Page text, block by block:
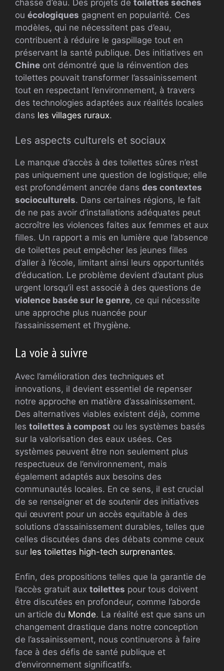
chasse d’eau. Des projets de toilettes sèches
ou écologiques gagnent en popularité. Ces
modèles, qui ne nécessitent pas d’eau,
contribuent à réduire le gaspillage tout en
préservant la santé publique. Des initiatives en
Chine ont démontré que la réinvention des
toilettes pouvait transformer l’assainissement
tout en respectant l’environnement, à travers
des technologies adaptées aux réalités locales
dans les villages ruraux.
Les aspects culturels et sociaux
Le manque d’accès à des toilettes sûres n’est
pas uniquement une question de logistique; elle
est profondément ancrée dans des contextes
socioculturels. Dans certaines régions, le fait
de ne pas avoir d’installations adéquates peut
accroître les violences faites aux femmes et aux
filles. Un rapport a mis en lumière que l’absence
de toilettes peut empêcher les jeunes filles
d’aller à l’école, limitant ainsi leurs opportunités
d’éducation. Le problème devient d’autant plus
urgent lorsqu’il est associé à des questions de
violence basée sur le genre, ce qui nécessite
une approche plus nuancée pour
l’assainissement et l’hygiène.
La voie à suivre
Avec l’amélioration des techniques et
innovations, il devient essentiel de repenser
notre approche en matière d’assainissement.
Des alternatives viables existent déjà, comme
les toilettes à compost ou les systèmes basés
sur la valorisation des eaux usées. Ces
systèmes peuvent être non seulement plus
respectueux de l’environnement, mais
également adaptés aux besoins des
communautés locales. En ce sens, il est crucial
de se renseigner et de soutenir des initiatives
qui œuvrent pour un accès equitable à des
solutions d’assainissement durables, telles que
celles discutées dans des débats comme ceux
sur les toilettes high-tech surprenantes.
Enfin, des propositions telles que la garantie de
l’accès gratuit aux toilettes pour tous doivent
être discutées en profondeur, comme l’aborde
un article du Monde. La réalité est que sans un
changement drastique dans notre conception
de l’assainissement, nous continuerons à faire
face à des défis de santé publique et
d’environnement significatifs.